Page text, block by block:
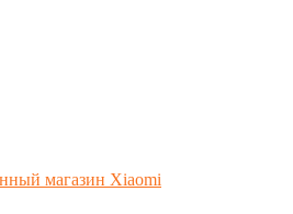
магазин Xiaomi